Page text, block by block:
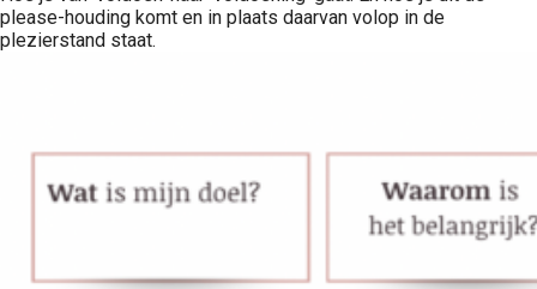
please-houding komt en in plaats daarvan volop in de
plezierstand staat.